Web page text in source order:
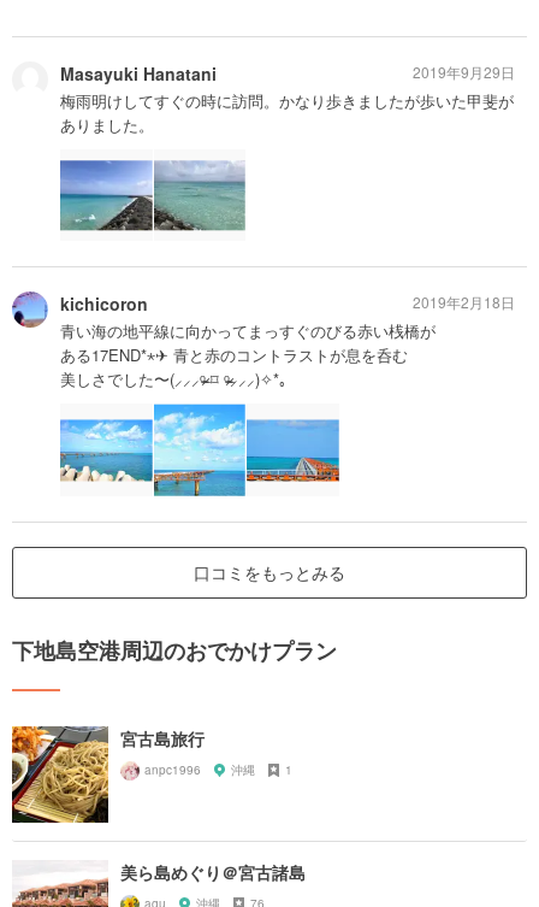
Masayuki Hanatani
梅雨明けしてすぐの時に訪問。かなり歩きましたが歩いた甲斐が
ありました。
2019年9月29日
kichicoron
青い海の地平線に向かってまっすぐのびる赤い桟橋が
ある17END*⋆✈︎ 青と赤のコントラストが息を呑む
美しさでした〜(⸝⸝⸝ᵒ̴̶̷ ⌑ ᵒ̴̶̷⸝⸝⸝)✧*｡
2019年2月18日
口コミをもっとみる
下地島空港周辺のおでかけプラン
宮古島旅行
anpc1996 沖縄 1
美ら島めぐり＠宮古諸島
agu 沖縄 76